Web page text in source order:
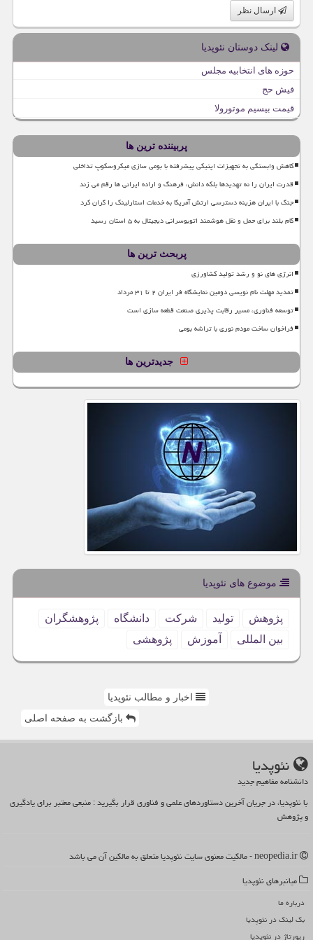
ارسال نظر
لینک دوستان نئوپدیا
حوزه های انتخابیه مجلس
فیش حج
قیمت بیسیم موتورولا
پربیننده ترین ها
کاهش وابستگی به تجهیزات اپتیکی پیشرفته با بومی سازی میکروسکوپ تداخلی
قدرت ایران را نه تهدیدها بلکه دانش، فرهنگ و اراده ایرانی ها رقم می زند
جنگ با ایران هزینه دسترسی ارتش آمریکا به خدمات استارلینک را گران کرد
گام بلند برای حمل و نقل هوشمند اتوبوسرانی دیجیتال به ۵ استان رسید
پربحث ترین ها
انرژی های نو و رشد تولید کشاورزی
تمدید مهلت نام نویسی دومین نمایشگاه فر ایران ۲ تا ۳۱ مرداد
توسعه فناوری، مسیر رقابت پذیری صنعت قطعه سازی است
فراخوان ساخت مودم نوری با تراشه بومی
جدیدترین ها
موضوع های نئوپدیا
پژوهش تولید شركت دانشگاه
پژوهشگران
بین المللی
آموزش پژوهشی
اخبار و مطالب نئوپدیا
بازگشت به صفحه اصلی
نئوپدیا
دانشنامه مفاهیم جدید
با نئوپدیا، در جریان آخرین دستاوردهای علمی و فناوری قرار بگیرید : منبعی معتبر برای یادگیری
و پژوهش
میانبرهای نئوپدیا
درباره ما
بک لینک در نئوپدیا
رپورتاژ در نئوپدیا